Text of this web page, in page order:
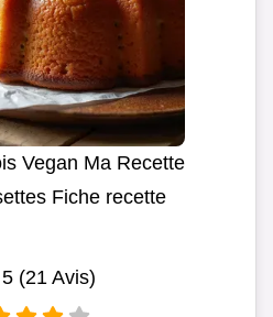
Vegan Ma Recette
Fiche recette
(21 Avis)